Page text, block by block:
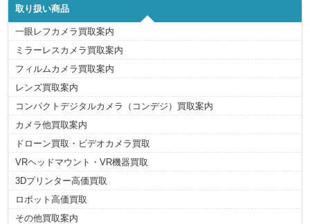
取り扱い商品
一眼レフカメラ買取案内
ミラーレスカメラ買取案内
フィルムカメラ買取案内
レンズ買取案内
コンパクトデジタルカメラ（コンデジ）買取案内
カメラ他買取案内
ドローン買取・ビデオカメラ買取
VRヘッドマウント・VR機器買取
3Dプリンター高価買取
ロボット高価買取
その他買取案内